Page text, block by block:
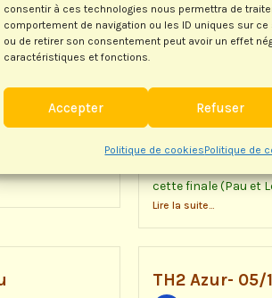
consentir à ces technologies nous permettra de
comportement de navigation ou les ID uniques sur
ou de retirer son consentement peut avoir un effet
caractéristiques et fonctions.
Accepter Refuser
Politique de cookiesPolitique de
s’est déroulé
Si à l’extérieur
de la partie, il
Finale
Concours des
23/03/
Le 8 mars s’est
régionale du
cette finale (Pau et
Lire la suite...
TH2 Azur- 05/